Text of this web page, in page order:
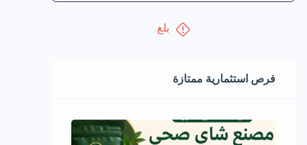
بلغ
فرص استثمارية ممتازة